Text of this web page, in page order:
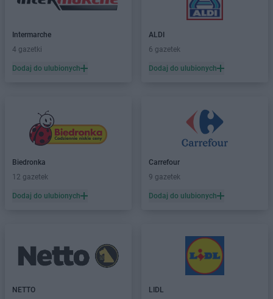
Intermarche
4 gazetki
Dodaj do ulubionych
ALDI
6 gazetek
Dodaj do ulubionych
Biedronka
12 gazetek
Dodaj do ulubionych
Carrefour
9 gazetek
Dodaj do ulubionych
NETTO
LIDL